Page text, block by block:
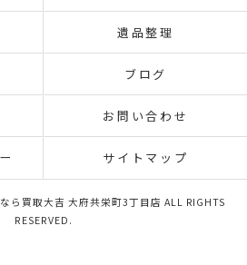
遺品整理
ブログ
お問い合わせ
サイトマップ
ら買取大吉 大府共栄町3丁目店 ALL RIGHTS
RESERVED.